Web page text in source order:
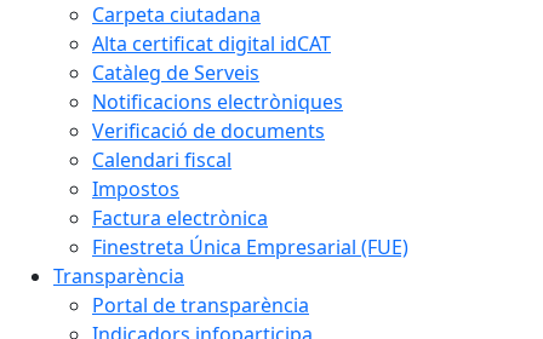
Carpeta ciutadana
Alta certificat digital idCAT
Catàleg de Serveis
Notificacions electròniques
Verificació de documents
Calendari fiscal
Impostos
Factura electrònica
Finestreta Única Empresarial (FUE)
Transparència
Portal de transparència